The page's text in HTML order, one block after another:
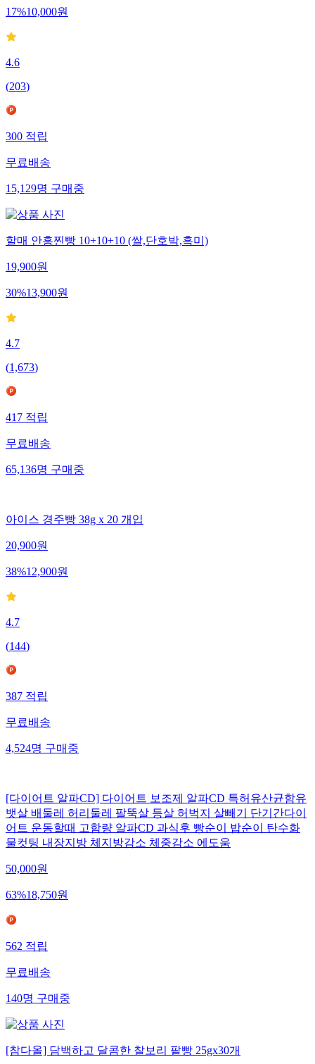
17%10,000원
4.6
(203)
300적립
무료배송
15,129명구매중
할매 안흥찐빵 10+10+10 (쌀,단호박,흑미)
19,900원
30%13,900원
4.7
(1,673)
417적립
무료배송
65,136명구매중
아이스 경주빵 38g x 20 개입
20,900원
38%12,900원
4.7
(144)
387적립
무료배송
4,524명구매중
[다이어트 알파CD] 다이어트 보조제 알파CD 특허유산균함유
뱃살 배둘레 허리둘레 팔뚝살 등살 허벅지 살빼기 단기간다이
어트 운동할때 고함량 알파CD 과식후 빵순이 밥순이 탄수화
물컷팅 내장지방 체지방감소 체중감소 에도움
50,000원
63%18,750원
562적립
무료배송
140명구매중
[참다올] 담백하고 달콤한 찰보리 팥빵 25gx30개